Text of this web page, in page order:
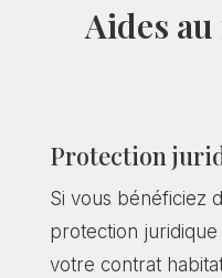
Aides
Protection
Si vous bénéficiez
protection
votre contrat